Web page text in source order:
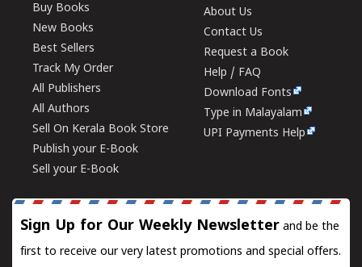
Buy Books
New Books
Best Sellers
Track My Order
All Publishers
All Authors
Sell On Kerala Book Store
Publish your E-Book
Sell your E-Book
About Us
Contact Us
Request a Book
Help / FAQ
Download Fonts
Type in Malayalam
UPI Payments Help
Sign Up for Our Weekly Newsletter and be the
first to receive our very latest promotions and special offers.